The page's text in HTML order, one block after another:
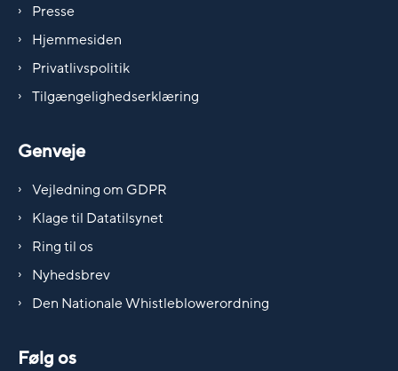
Presse
Hjemmesiden
Privatlivspolitik
Tilgængelighedserklæring
Genveje
Vejledning om GDPR
Klage til Datatilsynet
Ring til os
Nyhedsbrev
Den Nationale Whistleblowerordning
Følg os